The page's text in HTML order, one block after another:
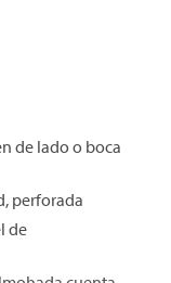
de lado o boca
perforada
de